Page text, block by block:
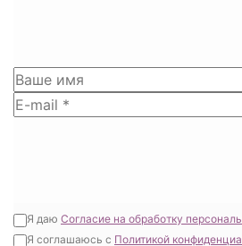
Я даю Согласие на обработку
Я соглашаюсь с Политикой